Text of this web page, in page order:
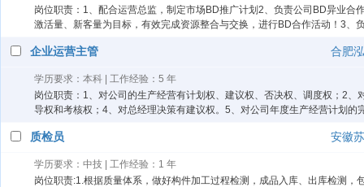
岗位职责：1、配合运营总监，制定市场BD推广计划2、负责公司BD异业
激活量、新客量为目标，有效完成资源整合与交换，进行BD合作活动！3、
企业运营主管 合肥
学历要求：本科 | 工作经验：5 年
岗位职责：1、对公司的生产经营有计划权、建议权、否决权、调度权；2
导权和考核权；4、对总经理决策有建议权。5、对公司年度生产经营计划
质检员 安徽
学历要求：中技 | 工作经验：1 年
岗位职责:1.根据质量体系，做好构件加工过程检测，成品入库、出库检测